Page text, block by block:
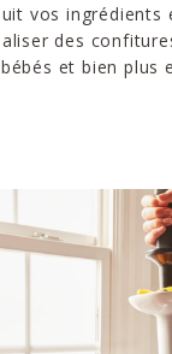
vos ingrédients
des
et bien plus